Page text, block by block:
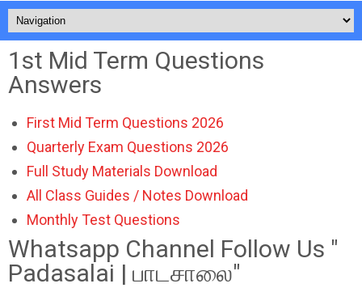
1st Mid Term Questions
Answers
First Mid Term Questions 2026
Quarterly Exam Questions 2026
Full Study Materials Download
All Class Guides / Notes Download
Monthly Test Questions
Whatsapp Channel Follow Us "
Padasalai | பாடசாலை"